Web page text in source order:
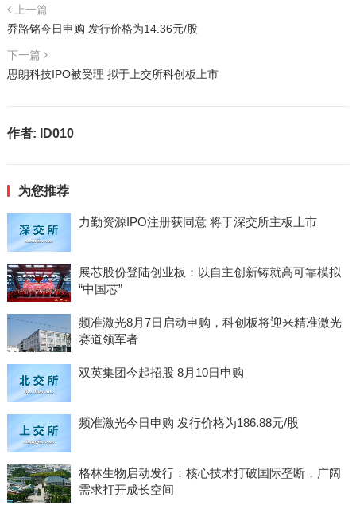
上一篇
乔路铭今日申购 发行价格为14.36元/股
下一篇
思朗科技IPO被受理 拟于上交所科创板上市
作者: ID010
为您推荐
力勤资源IPO注册获同意 将于深交所主板上市
展芯股份登陆创业板：以自主创新铸就高可靠模拟
“中国芯”
频准激光8月7日启动申购，科创板将迎来精准激光
赛道领军者
双英集团今起招股 8月10日申购
频准激光今日申购 发行价格为186.88元/股
格林生物启动发行：核心技术打破国际垄断，广阔
需求打开成长空间